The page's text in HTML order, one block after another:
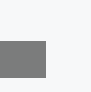
para